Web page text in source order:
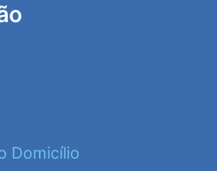
Domicílio